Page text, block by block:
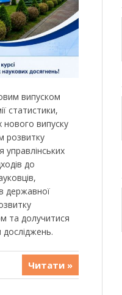
випуском
статистики,
випуску
розвитку
управлінських
до
державної
та долучитися
Читати »